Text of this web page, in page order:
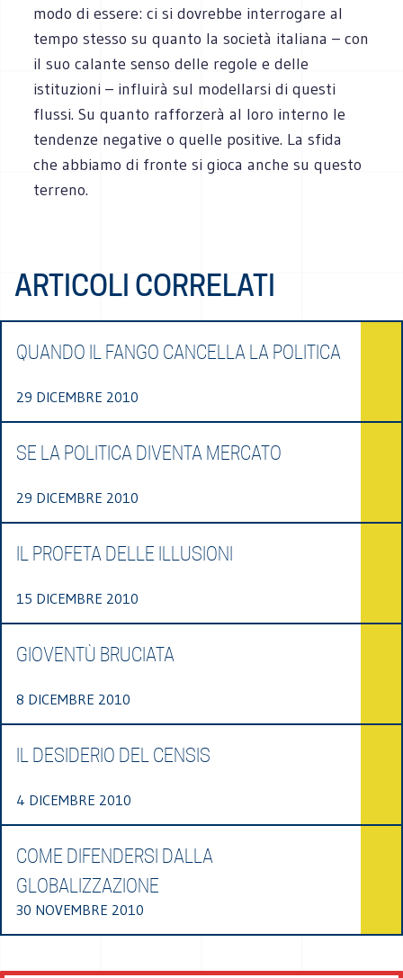
modo di essere: ci si dovrebbe interrogare al
tempo stesso su quanto la società italiana – con
il suo calante senso delle regole e delle
istituzioni – influirà sul modellarsi di questi
flussi. Su quanto rafforzerà al loro interno le
tendenze negative o quelle positive. La sfida
che abbiamo di fronte si gioca anche su questo
terreno.
ARTICOLI CORRELATI
QUANDO IL FANGO CANCELLA LA POLITICA
29 DICEMBRE 2010
SE LA POLITICA DIVENTA MERCATO
29 DICEMBRE 2010
IL PROFETA DELLE ILLUSIONI
15 DICEMBRE 2010
GIOVENTÙ BRUCIATA
8 DICEMBRE 2010
IL DESIDERIO DEL CENSIS
4 DICEMBRE 2010
COME DIFENDERSI DALLA
GLOBALIZZAZIONE
30 NOVEMBRE 2010